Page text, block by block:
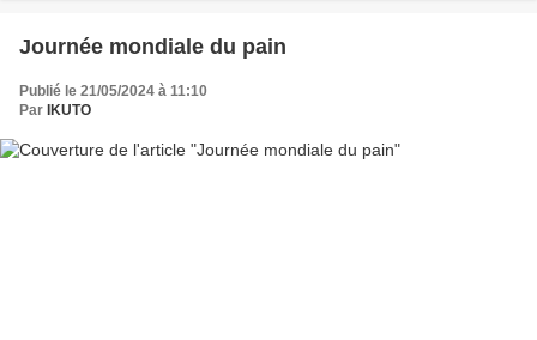
Journée mondiale du pain
Publié le 21/05/2024 à 11:10
Par IKUTO